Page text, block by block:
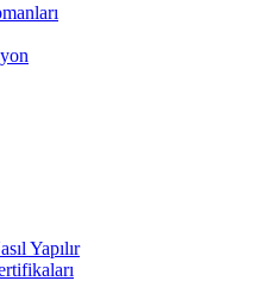
Yapılır